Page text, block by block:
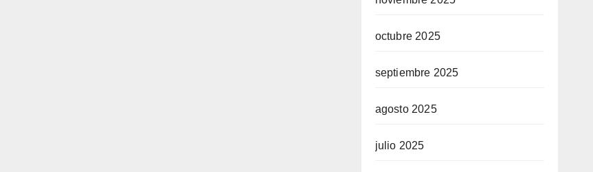
octubre 2025
septiembre 2025
agosto 2025
julio 2025